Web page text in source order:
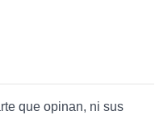
que opinan, ni sus